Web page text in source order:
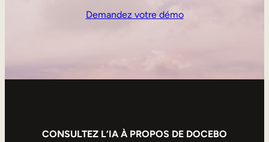
Demandez votre démo
CONSULTEZ L’IA À PROPOS DE DOCEBO